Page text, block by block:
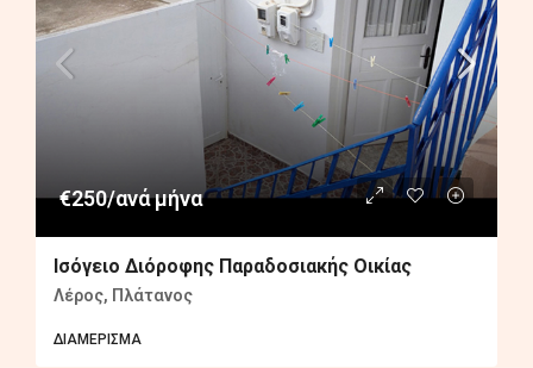
€250/ανά μήνα
Ισόγειο Διόροφης Παραδοσιακής Οικίας
Λέρος, Πλάτανος
ΔΙΑΜΈΡΙΣΜΑ